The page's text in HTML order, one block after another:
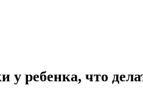
ребенка, что